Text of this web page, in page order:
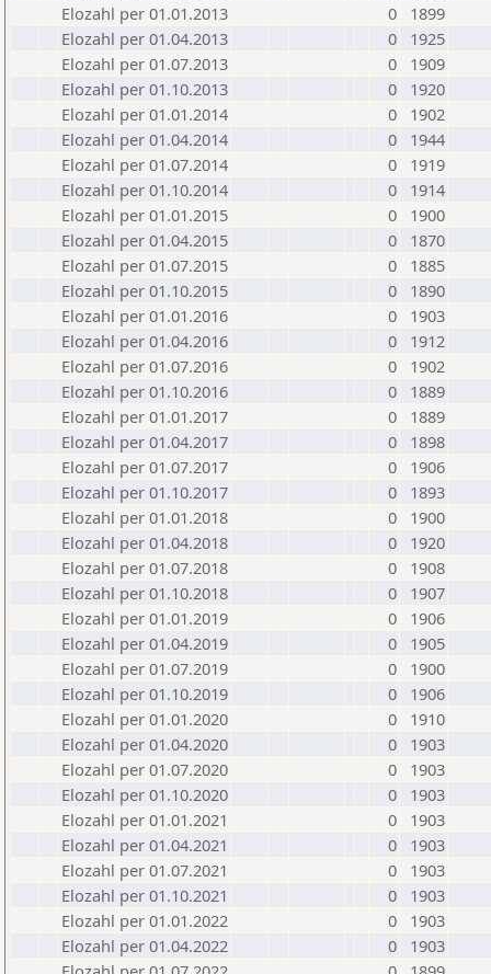
Elozahl per 01.01.2013
0
1899
Elozahl per 01.04.2013
0
1925
Elozahl per 01.07.2013
0
1909
Elozahl per 01.10.2013
0
1920
Elozahl per 01.01.2014
0
1902
Elozahl per 01.04.2014
0
1944
Elozahl per 01.07.2014
0
1919
Elozahl per 01.10.2014
0
1914
Elozahl per 01.01.2015
0
1900
Elozahl per 01.04.2015
0
1870
Elozahl per 01.07.2015
0
1885
Elozahl per 01.10.2015
0
1890
Elozahl per 01.01.2016
0
1903
Elozahl per 01.04.2016
0
1912
Elozahl per 01.07.2016
0
1902
Elozahl per 01.10.2016
0
1889
Elozahl per 01.01.2017
0
1889
Elozahl per 01.04.2017
0
1898
Elozahl per 01.07.2017
0
1906
Elozahl per 01.10.2017
0
1893
Elozahl per 01.01.2018
0
1900
Elozahl per 01.04.2018
0
1920
Elozahl per 01.07.2018
0
1908
Elozahl per 01.10.2018
0
1907
Elozahl per 01.01.2019
0
1906
Elozahl per 01.04.2019
0
1905
Elozahl per 01.07.2019
0
1900
Elozahl per 01.10.2019
0
1906
Elozahl per 01.01.2020
0
1910
Elozahl per 01.04.2020
0
1903
Elozahl per 01.07.2020
0
1903
Elozahl per 01.10.2020
0
1903
Elozahl per 01.01.2021
0
1903
Elozahl per 01.04.2021
0
1903
Elozahl per 01.07.2021
0
1903
Elozahl per 01.10.2021
0
1903
Elozahl per 01.01.2022
0
1903
Elozahl per 01.04.2022
0
1903